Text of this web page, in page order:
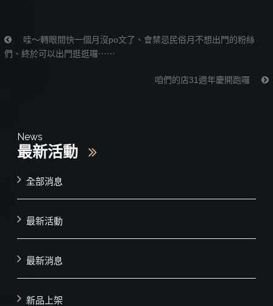
哇～轉眼間快一個月沒po文了、會禁忌民俗月不想出門的粉絲
們、終於可以出門逛逛囉⋯⋯
咱們的店31週年慶開跑囉
News
最新活動
全部消息
最新活動
最新消息
新品上架